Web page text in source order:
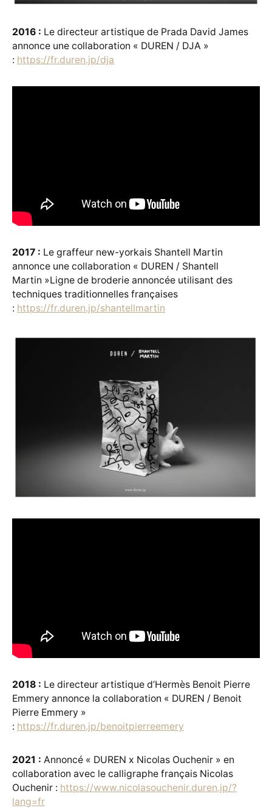
2016 : Le directeur artistique de Prada David James
annonce une collaboration « DUREN / DJA »
: https://fr.duren.jp/dja
2017 : Le graffeur new-yorkais Shantell Martin
annonce une collaboration « DUREN / Shantell
Martin »Ligne de broderie annoncée utilisant des
techniques traditionnelles françaises
: https://fr.duren.jp/shantellmartin
2018 : Le directeur artistique d’Hermès Benoit Pierre
Emmery annonce la collaboration « DUREN / Benoit
Pierre Emmery »
: https://fr.duren.jp/benoitpierreemery
2021 : Annoncé « DUREN x Nicolas Ouchenir » en
collaboration avec le calligraphe français Nicolas
Ouchenir : https://www.nicolasouchenir.duren.jp/?
lang=fr